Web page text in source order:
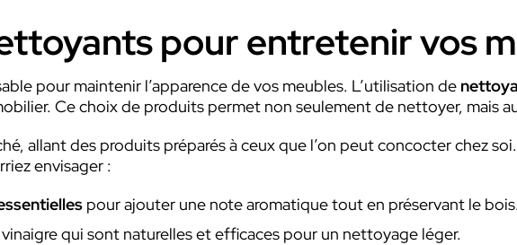
pour entretenir vos
pour maintenir l’apparence de vos meubles. L’utilisation de
Ce choix de produits permet non seulement de nettoyer, mais
allant des produits préparés à ceux que l’on peut concocter chez
envisager :
pour ajouter une note aromatique tout en préservant le bois.
qui sont naturelles et efficaces pour un nettoyage léger.